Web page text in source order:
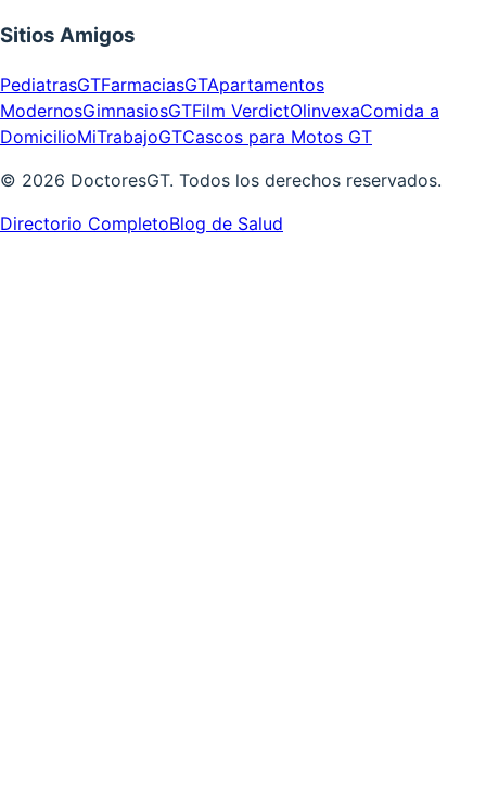
Sitios Amigos
PediatrasGTFarmaciasGTApartamentos
ModernosGimnasiosGTFilm VerdictOlinvexaComida a
DomicilioMiTrabajoGTCascos para Motos GT
© 2026 DoctoresGT. Todos los derechos reservados.
Directorio CompletoBlog de Salud